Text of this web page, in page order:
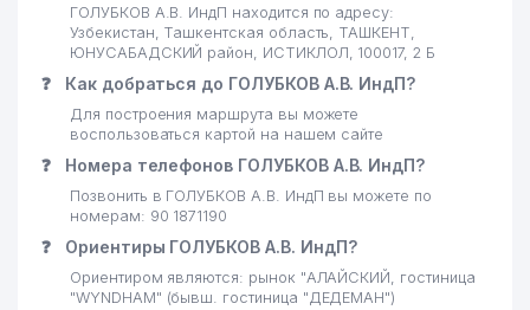
ГОЛУБКОВ А.В. ИндП находится по адресу:
Узбекистан, Ташкентская область, ТАШКЕНТ,
ЮНУСАБАДСКИЙ район, ИСТИКЛОЛ, 100017, 2 Б
❓ Как добраться до ГОЛУБКОВ А.В. ИндП?
Для построения маршрута вы можете
воспользоваться картой на нашем сайте
❓ Номера телефонов ГОЛУБКОВ А.В. ИндП?
Позвонить в ГОЛУБКОВ А.В. ИндП вы можете по
номерам: 90 1871190
❓ Ориентиры ГОЛУБКОВ А.В. ИндП?
Ориентиром являются: рынок "АЛАЙСКИЙ, гостиница
"WYNDHAM" (бывш. гостиница "ДЕДЕМАН")